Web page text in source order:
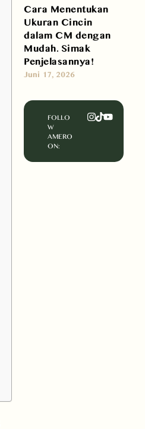
Cara Menentukan
Ukuran Cincin
dalam CM dengan
Mudah. Simak
Penjelasannya!
Juni 17, 2026
FOLLO
W
AMERO
ON: